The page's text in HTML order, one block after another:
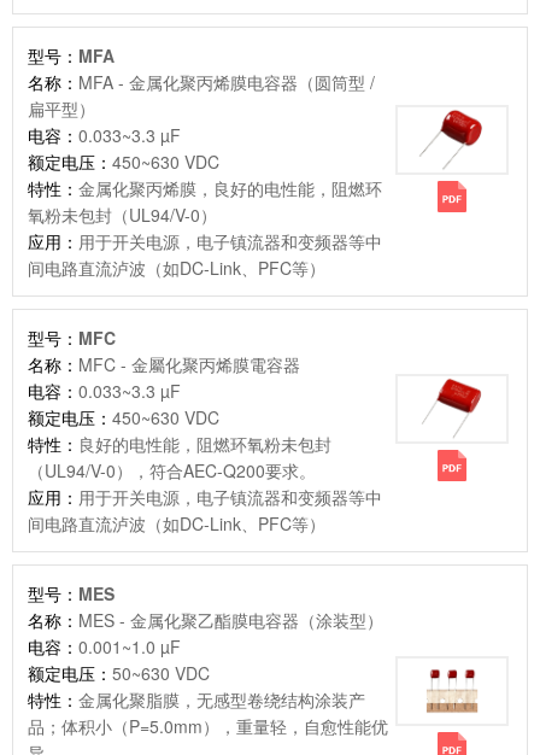
型号： MFA
名称： MFA - 金属化聚丙烯膜电容器（圆筒型 /
扁平型）
电容： 0.033~3.3 µF
额定电压： 450~630 VDC
特性： 金属化聚丙烯膜，良好的电性能，阻燃环
氧粉未包封（UL94/V-0）
应用： 用于开关电源，电子镇流器和变频器等中
间电路直流泸波（如DC-Link、PFC等）
型号： MFC
名称： MFC - 金屬化聚丙烯膜電容器
电容： 0.033~3.3 µF
额定电压： 450~630 VDC
特性： 良好的电性能，阻燃环氧粉未包封
（UL94/V-0），符合AEC-Q200要求。
应用： 用于开关电源，电子镇流器和变频器等中
间电路直流泸波（如DC-Link、PFC等）
型号： MES
名称： MES - 金属化聚乙酯膜电容器（涂装型）
电容： 0.001~1.0 µF
额定电压： 50~630 VDC
特性： 金属化聚脂膜，无感型卷绕结构涂装产
品；体积小（P=5.0mm），重量轻，自愈性能优